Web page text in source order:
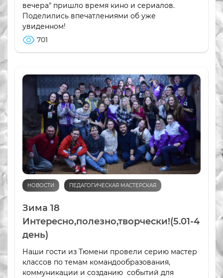
вечера" пришло время кино и сериалов.
Поделились впечатлениями об уже
увиденном!
701
НОВОСТИ ПЕДАГОГИЧЕСКАЯ МАСТЕРСКАЯ
Зима 18
Интересно,полезно,творчески!(5.01-4
день)
Наши гости из Тюмени провели серию мастер
классов по темам командообразования,
коммуникации и созданию событий для